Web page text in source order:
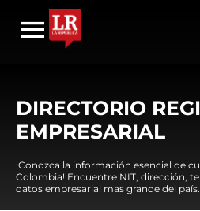
DIRECTORIO
EMPRESARIAL
¡Conozca la información esencial de
Colombia! Encuentre NIT, dirección,
datos empresarial mas grande del país.